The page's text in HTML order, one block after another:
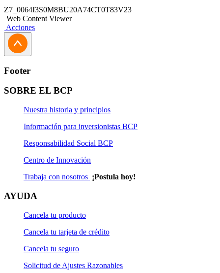
¿Cómo participo?
comunicaremos contigo para hacer la entrega del
Ahorra en Cuenta Premio y participa de los sorteos de S/1
año.
Conoce si eres uno de nuestros ganadores
Condiciones y restricciones del Sorteo
La cuenta debe tener un saldo mayor o igual a S/ 900
o US$ 300 a la fecha del sorteo.
Z7_0064I3S0M8BU20A74CT0T83V23
Web Content Viewer
Acciones
Footer
SOBRE EL BCP
Nuestra historia y principios
Información para inversionistas BCP
Responsabilidad Social BCP
Centro de Innovación
Trabaja con nosotros ¡Postula hoy!
AYUDA
Cancela tu producto
Cancela tu tarjeta de crédito
Cancela tu seguro
Solicitud de Ajustes Razonables